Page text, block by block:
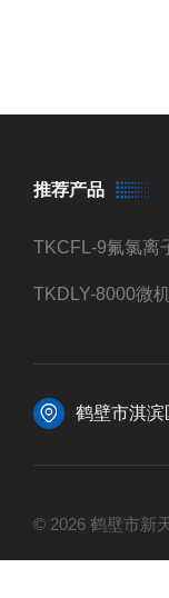
推荐产品
鹤壁市淇
© 2026 鹤壁市新